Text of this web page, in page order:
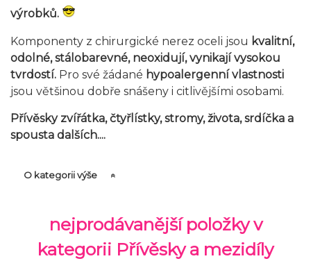
výrobků.
Komponenty z chirurgické nerez oceli jsou kvalitní,
odolné, stálobarevné, neoxidují, vynikají vysokou
tvrdostí. Pro své žádané hypoalergenní vlastnosti
jsou většinou dobře snášeny i citlivějšími osobami.
Přívěsky zvířátka, čtyřlístky, stromy, života, srdíčka a
spousta dalších....
O kategorii výše
nejprodávanější položky v
kategorii Přívěsky a mezidíly